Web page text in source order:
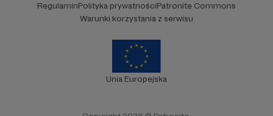
treść
polityki prywatności
RegulaminPolityka prywatnościPatronite Commons
Warunki korzystania z serwisu
Unia Europejska